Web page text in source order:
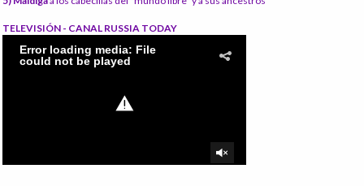
TELEVISIÓN - CANAL RUSSIA TODAY